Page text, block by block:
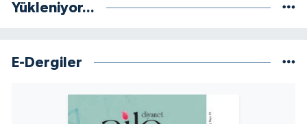
Yükleniyor...
E-Dergiler
Van Müftülüğü
Zonguldak Müftülüğü